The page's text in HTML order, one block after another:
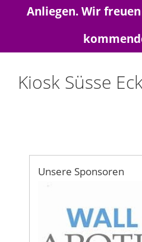
Anliegen. Wir
Kiosk Süsse
Unsere Sponsoren